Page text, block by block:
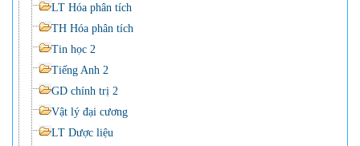
LT Hóa phân tích
TH Hóa phân tích
Tin học 2
Tiếng Anh 2
GD chính trị 2
Vật lý đại cương
LT Dược liệu